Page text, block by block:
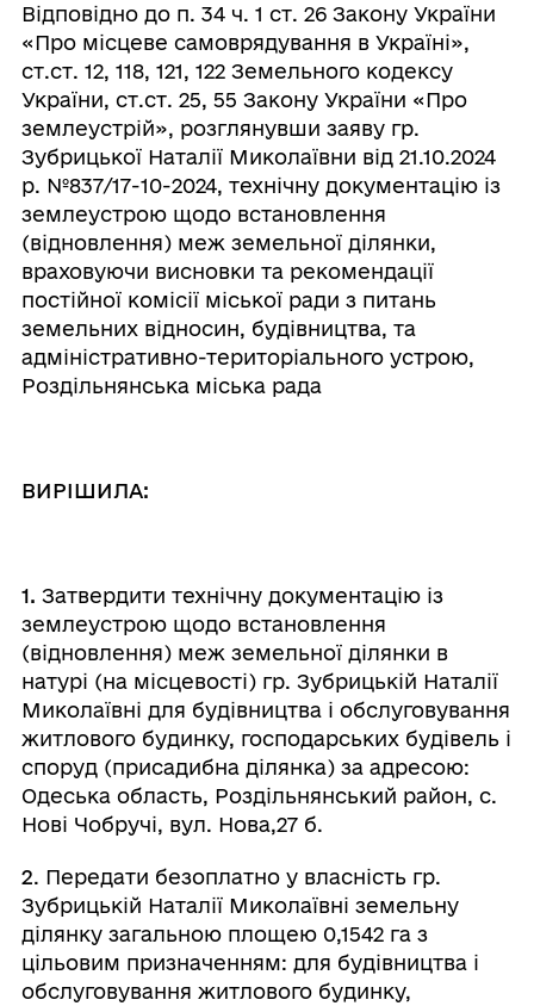
Відповідно до п. 34 ч. 1 ст. 26 Закону України
«Про місцеве самоврядування в Україні»,
ст.ст. 12, 118, 121, 122 Земельного кодексу
України, ст.ст. 25, 55 Закону України «Про
землеустрій», розглянувши заяву гр.
Зубрицької Наталії Миколаївни від 21.10.2024
р. №837/17-10-2024, технічну документацію із
землеустрою щодо встановлення
(відновлення) меж земельної ділянки,
враховуючи висновки та рекомендації
постійної комісії міської ради з питань
земельних відносин, будівництва, та
адміністративно-територіального устрою,
Роздільнянська міська рада
ВИРІШИЛА:
1. Затвердити технічну документацію із
землеустрою щодо встановлення
(відновлення) меж земельної ділянки в
натурі (на місцевості) гр. Зубрицькій Наталії
Миколаївні для будівництва і обслуговування
житлового будинку, господарських будівель і
споруд (присадибна ділянка) за адресою:
Одеська область, Роздільнянський район, с.
Нові Чобручі, вул. Нова,27 б.
2. Передати безоплатно у власність гр.
Зубрицькій Наталії Миколаївні земельну
ділянку загальною площею 0,1542 га з
цільовим призначенням: для будівництва і
обслуговування житлового будинку,